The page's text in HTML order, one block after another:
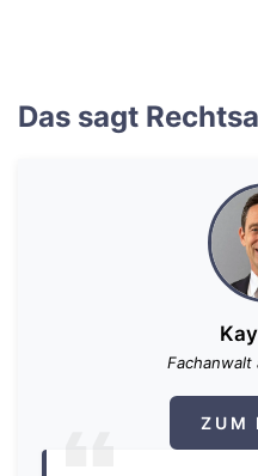
Das sagt
Fachanwalt
ZUM